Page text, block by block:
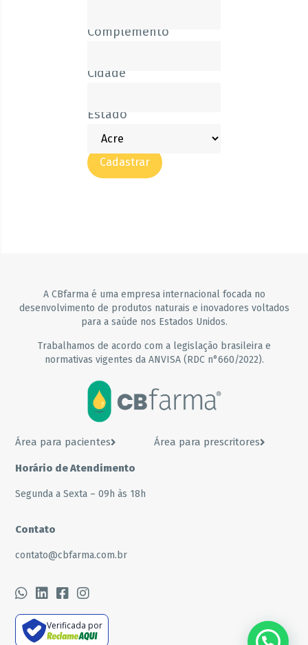
Complemento
Cidade
Estado
Cadastrar
A CBfarma é uma empresa internacional focada no
desenvolvimento de produtos naturais e inovadores voltados
para a saúde nos Estados Unidos.
Trabalhamos de acordo com a legislação brasileira e
normativas vigentes da ANVISA (RDC n°660/2022).
Área para pacientes Área para prescritores
Horário de Atendimento
Segunda a Sexta – 09h às 18h
Contato
contato@cbfarma.com.br
Verificada por